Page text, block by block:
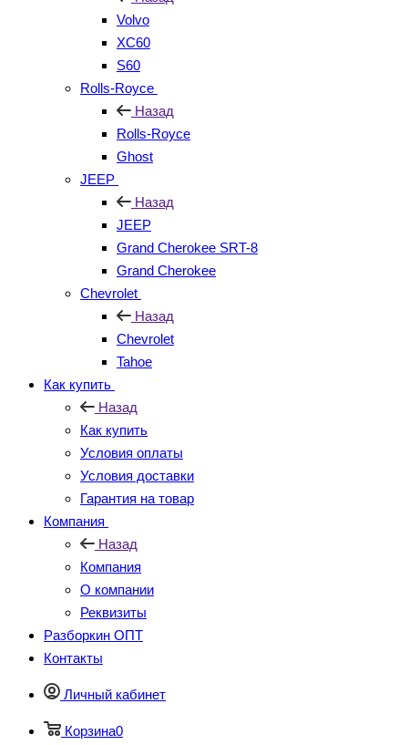
Volvo
XC60
S60
Rolls-Royce
Назад
Rolls-Royce
Ghost
JEEP
Назад
JEEP
Grand Cherokee SRT-8
Grand Cherokee
Chevrolet
Назад
Chevrolet
Tahoe
Как купить
Назад
Как купить
Условия оплаты
Условия доставки
Гарантия на товар
Компания
Назад
Компания
О компании
Реквизиты
Разборкин ОПТ
Контакты
Личный кабинет
Корзина0